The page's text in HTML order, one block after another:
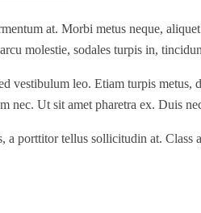
at. Morbi metus neque,
molestie, sodales turpis in,
vestibulum leo. Etiam turpis
Ut sit amet pharetra ex. Duis
porttitor tellus sollicitudin at. Class